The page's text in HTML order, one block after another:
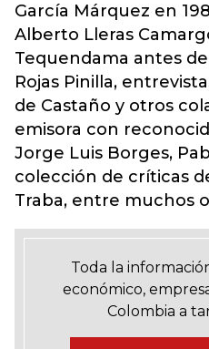
García Márquez en
Alberto Lleras
Tequendama antes
Rojas Pinilla,
de Castaño y otros
emisora con
Jorge Luis Borges,
colección de críticas
Traba, entre muchos
Toda la
económico,
Colombia a